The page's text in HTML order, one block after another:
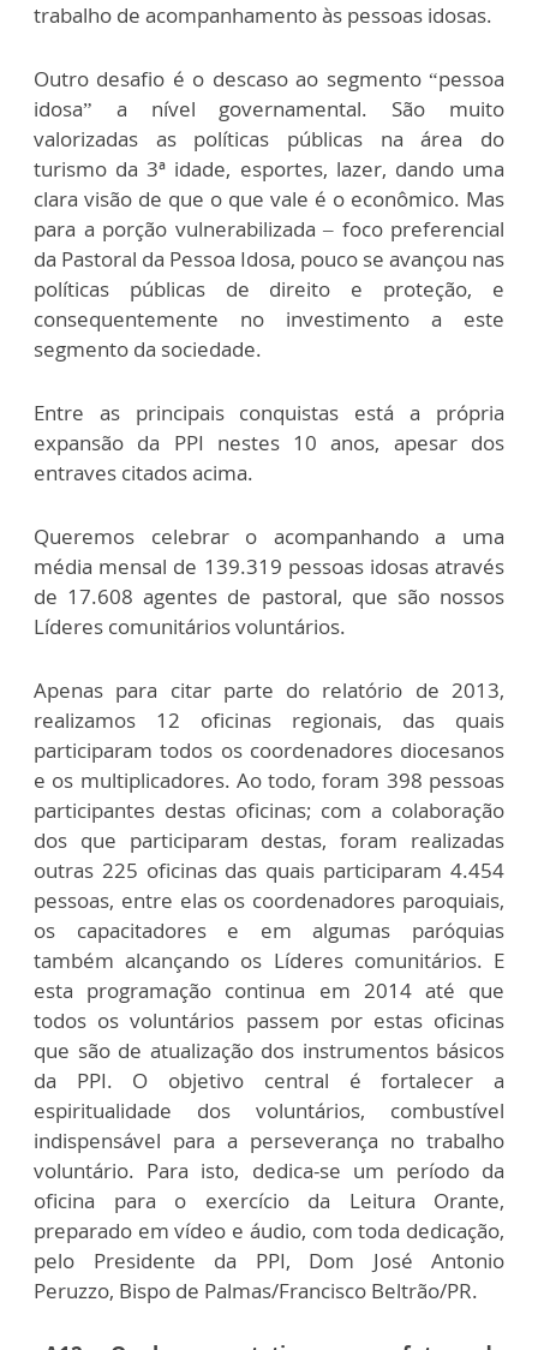
trabalho de acompanhamento às pessoas idosas.
Outro desafio é o descaso ao segmento “pessoa
idosa” a nível governamental. São muito
valorizadas as políticas públicas na área do
turismo da 3ª idade, esportes, lazer, dando uma
clara visão de que o que vale é o econômico. Mas
para a porção vulnerabilizada – foco preferencial
da Pastoral da Pessoa Idosa, pouco se avançou nas
políticas públicas de direito e proteção, e
consequentemente no investimento a este
segmento da sociedade.
Entre as principais conquistas está a própria
expansão da PPI nestes 10 anos, apesar dos
entraves citados acima.
Queremos celebrar o acompanhando a uma
média mensal de 139.319 pessoas idosas através
de 17.608 agentes de pastoral, que são nossos
Líderes comunitários voluntários.
Apenas para citar parte do relatório de 2013,
realizamos 12 oficinas regionais, das quais
participaram todos os coordenadores diocesanos
e os multiplicadores. Ao todo, foram 398 pessoas
participantes destas oficinas; com a colaboração
dos que participaram destas, foram realizadas
outras 225 oficinas das quais participaram 4.454
pessoas, entre elas os coordenadores paroquiais,
os capacitadores e em algumas paróquias
também alcançando os Líderes comunitários. E
esta programação continua em 2014 até que
todos os voluntários passem por estas oficinas
que são de atualização dos instrumentos básicos
da PPI. O objetivo central é fortalecer a
espiritualidade dos voluntários, combustível
indispensável para a perseverança no trabalho
voluntário. Para isto, dedica-se um período da
oficina para o exercício da Leitura Orante,
preparado em vídeo e áudio, com toda dedicação,
pelo Presidente da PPI, Dom José Antonio
Peruzzo, Bispo de Palmas/Francisco Beltrão/PR.